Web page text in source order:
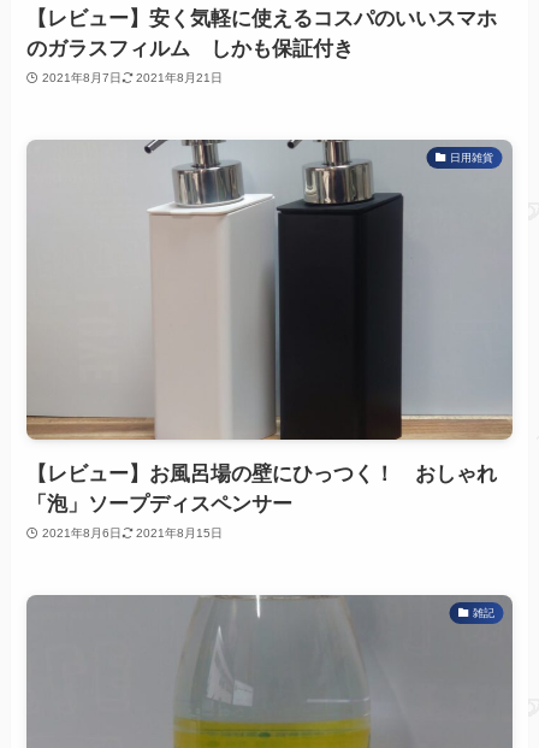
【レビュー】安く気軽に使えるコスパのいいスマホ
のガラスフィルム しかも保証付き
2021年8月7日 2021年8月21日
日用雑貨
【レビュー】お風呂場の壁にひっつく！ おしゃれ
「泡」ソープディスペンサー
2021年8月6日 2021年8月15日
雑記